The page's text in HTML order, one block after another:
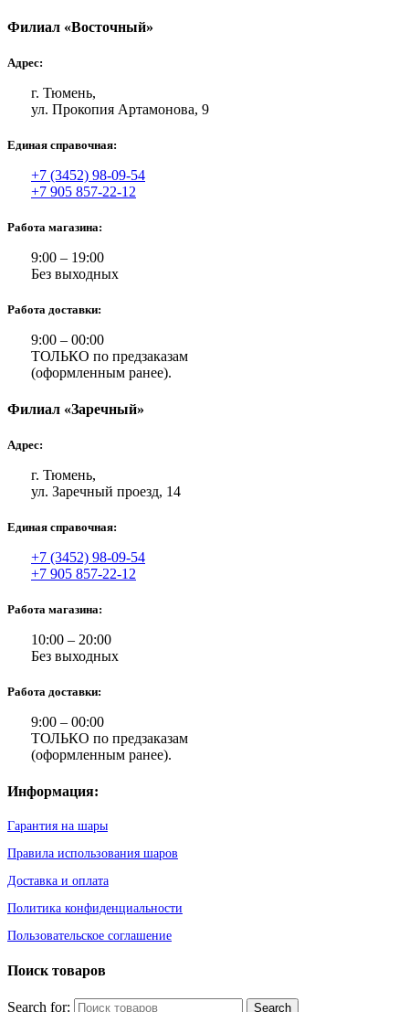
Филиал «Восточный»
Адрес:
г. Тюмень,
ул. Прокопия Артамонова, 9
Единая справочная:
+7 (3452) 98-09-54
+7 905 857-22-12
Работа магазина:
9:00 – 19:00
Без выходных
Работа доставки:
9:00 – 00:00
ТОЛЬКО по предзаказам
(оформленным ранее).
Филиал «Заречный»
Адрес:
г. Тюмень,
ул. Заречный проезд, 14
Единая справочная:
+7 (3452) 98-09-54
+7 905 857-22-12
Работа магазина:
10:00 – 20:00
Без выходных
Работа доставки:
9:00 – 00:00
ТОЛЬКО по предзаказам
(оформленным ранее).
Информация:
Гарантия на шары
Правила использования шаров
Доставка и оплата
Политика конфиденциальности
Пользовательское соглашение
Поиск товаров
Search for: